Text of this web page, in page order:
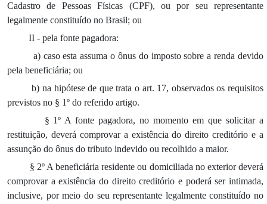
Cadastro de Pessoas Físicas (CPF), ou por seu representante
legalmente constituído no Brasil; ou
II - pela fonte pagadora:
a) caso esta assuma o ônus do imposto sobre a renda devido
pela beneficiária; ou
b) na hipótese de que trata o art. 17, observados os requisitos
previstos no § 1º do referido artigo.
§ 1º A fonte pagadora, no momento em que solicitar a
restituição, deverá comprovar a existência do direito creditório e a
assunção do ônus do tributo indevido ou recolhido a maior.
§ 2º A beneficiária residente ou domiciliada no exterior deverá
comprovar a existência do direito creditório e poderá ser intimada,
inclusive, por meio do seu representante legalmente constituído no